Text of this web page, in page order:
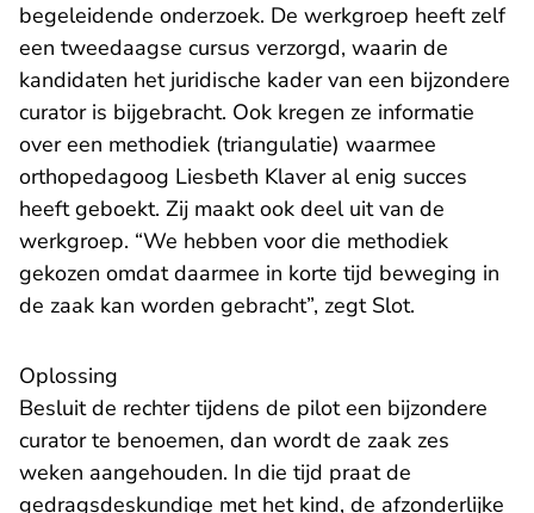
begeleidende onderzoek. De werkgroep heeft zelf
een tweedaagse cursus verzorgd, waarin de
kandidaten het juridische kader van een bijzondere
curator is bijgebracht. Ook kregen ze informatie
over een methodiek (triangulatie) waarmee
orthopedagoog Liesbeth Klaver al enig succes
heeft geboekt. Zij maakt ook deel uit van de
werkgroep. “We hebben voor die methodiek
gekozen omdat daarmee in korte tijd beweging in
de zaak kan worden gebracht”, zegt Slot.
Oplossing
Besluit de rechter tijdens de pilot een bijzondere
curator te benoemen, dan wordt de zaak zes
weken aangehouden. In die tijd praat de
gedragsdeskundige met het kind, de afzonderlijke